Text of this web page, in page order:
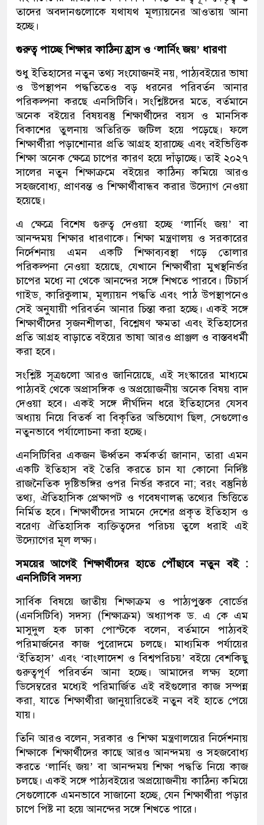
তাদের অবদানগুলোকে যথাযথ মূল্যায়নের আওতায় আনা
হচ্ছে।
গুরুত্ব পাচ্ছে শিক্ষার কাঠিন্য হ্রাস ও ‘লার্নিং জয়’ ধারণা
শুধু ইতিহাসের নতুন তথ্য সংযোজনই নয়, পাঠ্যবইয়ের ভাষা
ও উপস্থাপন পদ্ধতিতেও বড় ধরনের পরিবর্তন আনার
পরিকল্পনা করছে এনসিটিবি। সংশ্লিষ্টদের মতে, বর্তমানে
অনেক বইয়ের বিষয়বস্তু শিক্ষার্থীদের বয়স ও মানসিক
বিকাশের তুলনায় অতিরিক্ত জটিল হয়ে পড়েছে। ফলে
শিক্ষার্থীরা পড়াশোনার প্রতি আগ্রহ হারাচ্ছে এবং বইভিত্তিক
শিক্ষা অনেক ক্ষেত্রে চাপের কারণ হয়ে দাঁড়াচ্ছে। তাই ২০২৭
সালের নতুন শিক্ষাক্রমে বইয়ের কাঠিন্য কমিয়ে আরও
সহজবোধ্য, প্রাণবন্ত ও শিক্ষার্থীবান্ধব করার উদ্যোগ নেওয়া
হয়েছে।
এ ক্ষেত্রে বিশেষ গুরুত্ব দেওয়া হচ্ছে ‘লার্নিং জয়’ বা
আনন্দময় শিক্ষার ধারণাকে। শিক্ষা মন্ত্রণালয় ও সরকারের
নির্দেশনায় এমন একটি শিক্ষাব্যবস্থা গড়ে তোলার
পরিকল্পনা নেওয়া হয়েছে, যেখানে শিক্ষার্থীরা মুখস্থনির্ভর
চাপের মধ্যে না থেকে আনন্দের সঙ্গে শিখতে পারবে। টিচার্স
গাইড, কারিকুলাম, মূল্যায়ন পদ্ধতি এবং পাঠ উপস্থাপনেও
সেই অনুযায়ী পরিবর্তন আনার চিন্তা করা হচ্ছে। একই সঙ্গে
শিক্ষার্থীদের সৃজনশীলতা, বিশ্লেষণ ক্ষমতা এবং ইতিহাসের
প্রতি আগ্রহ বাড়াতে বইয়ের ভাষা আরও প্রাঞ্জল ও বাস্তবধর্মী
করা হবে।
সংশ্লিষ্ট সূত্রগুলো আরও জানিয়েছে, এই সংস্কারের মাধ্যমে
পাঠ্যবই থেকে অপ্রাসঙ্গিক ও অপ্রয়োজনীয় অনেক বিষয় বাদ
দেওয়া হবে। একই সঙ্গে দীর্ঘদিন ধরে ইতিহাসের যেসব
অধ্যায় নিয়ে বিতর্ক বা বিকৃতির অভিযোগ ছিল, সেগুলোও
নতুনভাবে পর্যালোচনা করা হচ্ছে।
এনসিটিবির একজন ঊর্ধ্বতন কর্মকর্তা জানান, তারা এমন
একটি ইতিহাস বই তৈরি করতে চান যা কোনো নির্দিষ্ট
রাজনৈতিক দৃষ্টিভঙ্গির ওপর নির্ভর করবে না; বরং বস্তুনিষ্ঠ
তথ্য, ঐতিহাসিক প্রেক্ষাপট ও গবেষণালব্ধ তথ্যের ভিত্তিতে
নির্মিত হবে। শিক্ষার্থীদের সামনে দেশের প্রকৃত ইতিহাস ও
বরেণ্য ঐতিহাসিক ব্যক্তিত্বদের পরিচয় তুলে ধরাই এই
উদ্যোগের মূল লক্ষ্য।
সময়ের আগেই শিক্ষার্থীদের হাতে পৌঁছাবে নতুন বই :
এনসিটিবি সদস্য
সার্বিক বিষয়ে জাতীয় শিক্ষাক্রম ও পাঠ্যপুস্তক বোর্ডের
(এনসিটিবি) সদস্য (শিক্ষাক্রম) অধ্যাপক ড. এ কে এম
মাসুদুল হক ঢাকা পোস্টকে বলেন, বর্তমানে পাঠ্যবই
পরিমার্জনের কাজ পুরোদমে চলছে। মাধ্যমিক পর্যায়ের
‘ইতিহাস’ এবং ‘বাংলাদেশ ও বিশ্বপরিচয়’ বইয়ে বেশকিছু
গুরুত্বপূর্ণ পরিবর্তন আনা হচ্ছে। আমাদের লক্ষ্য হলো
ডিসেম্বরের মধ্যেই পরিমার্জিত এই বইগুলোর কাজ সম্পন্ন
করা, যাতে শিক্ষার্থীরা জানুয়ারিতেই নতুন বই হাতে পেয়ে
যায়।
তিনি আরও বলেন, সরকার ও শিক্ষা মন্ত্রণালয়ের নির্দেশনায়
শিক্ষাকে শিক্ষার্থীদের কাছে আরও আনন্দময় ও সহজবোধ্য
করতে ‘লার্নিং জয়’ বা আনন্দময় শিক্ষা পদ্ধতি নিয়ে কাজ
চলছে। একই সঙ্গে পাঠ্যবইয়ের অপ্রয়োজনীয় কাঠিন্য কমিয়ে
সেগুলোকে এমনভাবে সাজানো হচ্ছে, যেন শিক্ষার্থীরা পড়ার
চাপে পিষ্ট না হয়ে আনন্দের সঙ্গে শিখতে পারে।